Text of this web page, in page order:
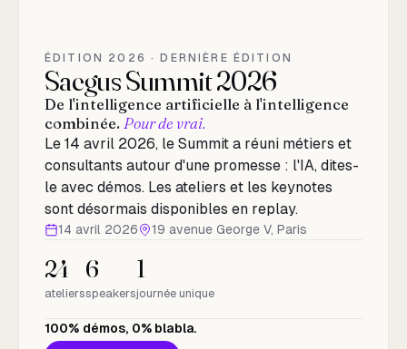
ÉDITION 2026 · DERNIÈRE ÉDITION
Saegus Summit 2026
De l'intelligence artificielle à l'intelligence
combinée. Pour de vrai.
Le 14 avril 2026, le Summit a réuni métiers et
consultants autour d'une promesse : l'IA, dites-
le avec démos. Les ateliers et les keynotes
sont désormais disponibles en replay.
14 avril 2026 19 avenue George V, Paris
24
ateliers
6
speakers
1
journée unique
100% démos, 0% blabla.